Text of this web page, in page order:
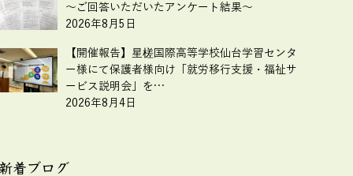
～ご回答いただいたアンケート結果～
2026年8月5日
【開催報告】星槎国際高等学校仙台学習センタ
ー様にて保護者様向け「就労移行支援・福祉サ
ービス説明会」を…
2026年8月4日
新着ブログ